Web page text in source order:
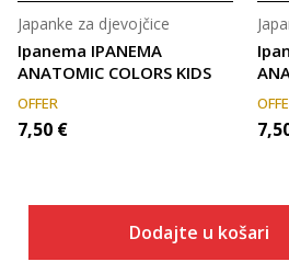
Ipanema IPANEMA
ANATOMIC COLORS KIDS
Japanke za djevojčice
OFFER
7,50 €
Dodajte u košaricu